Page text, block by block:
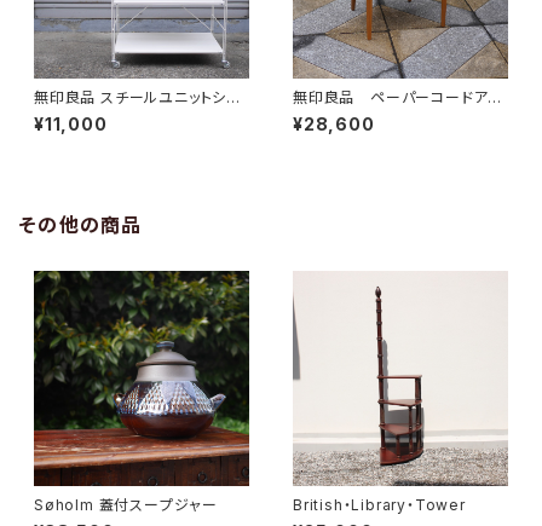
無印良品 スチールユニットシェ
ルフ ワイド
¥11,000
無印良品 ペーパーコードアー
ムチェア
¥28,600
その他の商品
Søholm 蓋付スープジャー British・Library・Tower